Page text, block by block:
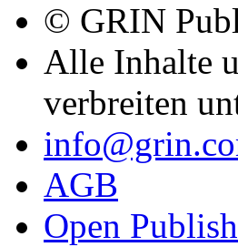
© GRIN
Alle Inhalte
verbreiten
AGB
Open